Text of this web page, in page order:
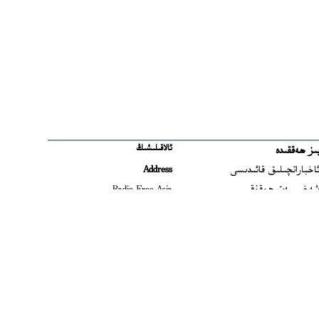
ھەققىدە
ئاخباراتچىلىق قائىدىسى
شەخسىيەت ھوقۇقى
ئالاقىلىشىڭ
Address
Radio Free Asia